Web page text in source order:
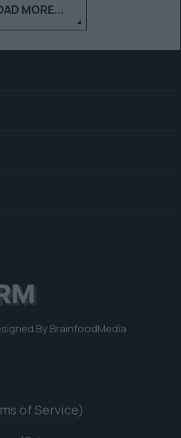
MORE...
ByBrainfoodMedia
of Service)